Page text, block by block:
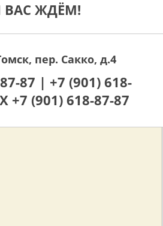
ЖДЁМ!
пер. Сакко, д.4
87 | +7 (901) 618-
+7 (901) 618-87-87